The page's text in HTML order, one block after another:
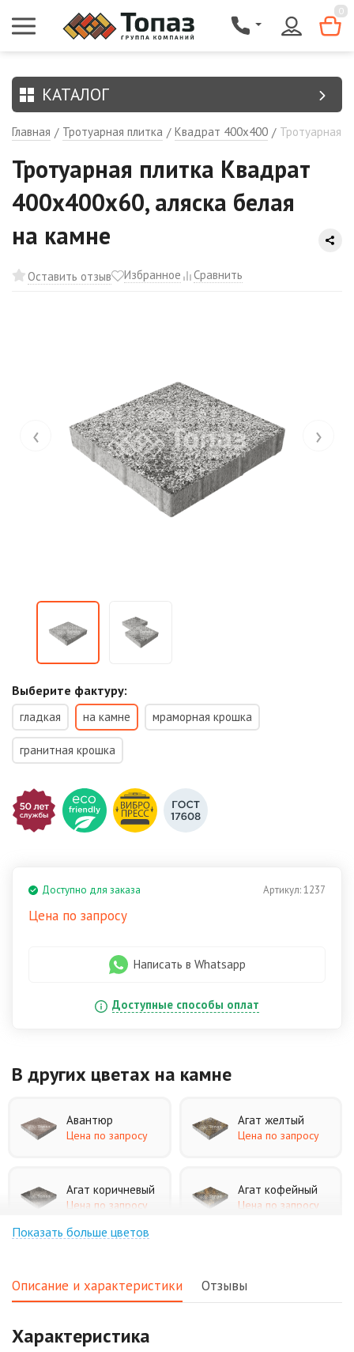
0
КАТАЛОГ
Главная / Тротуарная плитка / Квадрат 400х400 / Тротуарная
Тротуарная плитка Квадрат
400х400х60, аляска белая
на камне
Оставить отзыв Избранное Сравнить
‹ ›
Выберите фактуру:
гладкая на камне мраморная крошка
гранитная крошка
Артикул:1237
Доступно для заказа
Цена по запросу
Написать в Whatsapp
Доступные способы оплат
В других цветах на камне
Авантюр
Цена по запросу
Агат желтый
Цена по запросу
Агат коричневый
Цена по запросу
Агат кофейный
Цена по запросу
Цена по запросу
Показать больше цветов
Описание и характеристики Отзывы
Характеристика